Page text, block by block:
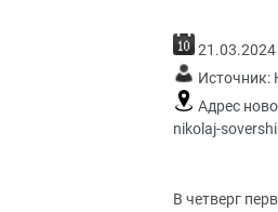
21.03.2024
Источник:
Адрес
nikolaj-
В четверг